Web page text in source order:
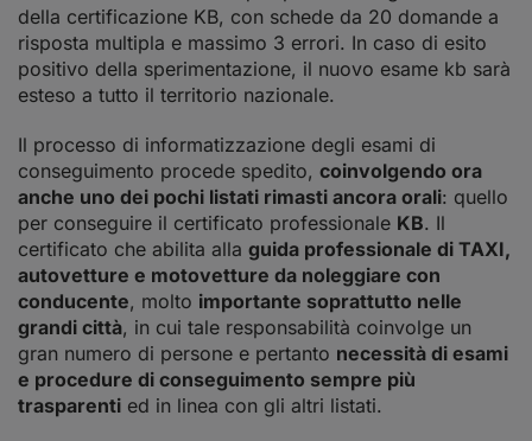
della certificazione KB, con schede da 20 domande a
risposta multipla e massimo 3 errori. In caso di esito
positivo della sperimentazione, il nuovo esame kb sarà
esteso a tutto il territorio nazionale.
Il processo di informatizzazione degli esami di
conseguimento procede spedito, coinvolgendo ora
anche uno dei pochi listati rimasti ancora orali: quello
per conseguire il certificato professionale KB. Il
certificato che abilita alla guida professionale di TAXI,
autovetture e motovetture da noleggiare con
conducente, molto importante soprattutto nelle
grandi città, in cui tale responsabilità coinvolge un
gran numero di persone e pertanto necessità di esami
e procedure di conseguimento sempre più
trasparenti ed in linea con gli altri listati.